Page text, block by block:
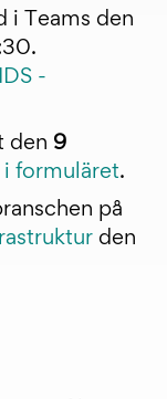
i Teams den
-
den 9
i formuläret.
på
den